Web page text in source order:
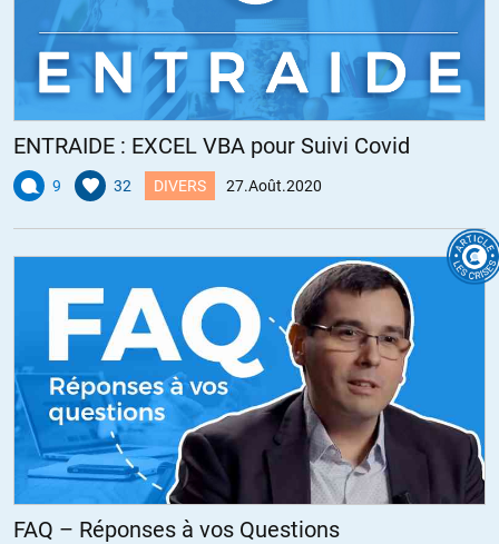
ENTRAIDE : EXCEL VBA pour Suivi Covid
9 32 DIVERS 27.Août.2020
FAQ – Réponses à vos Questions